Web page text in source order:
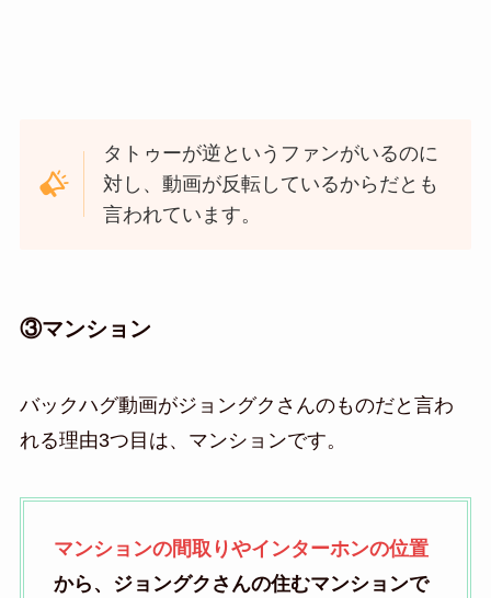
タトゥーが逆というファンがいるのに
対し、動画が反転しているからだとも
言われています。
③マンション
バックハグ動画がジョングクさんのものだと言わ
れる理由3つ目は、マンションです。
マンションの間取りやインターホンの位置
から、ジョングクさんの住むマンションで